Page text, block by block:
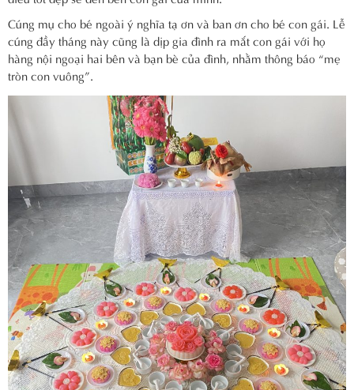
Cúng mụ cho bé ngoài ý nghĩa tạ ơn và ban ơn cho bé con gái. Lễ
cúng đầy tháng này cũng là dịp gia đình ra mắt con gái với họ
hàng nội ngoại hai bên và bạn bè của đình, nhằm thông báo “mẹ
tròn con vuông”.